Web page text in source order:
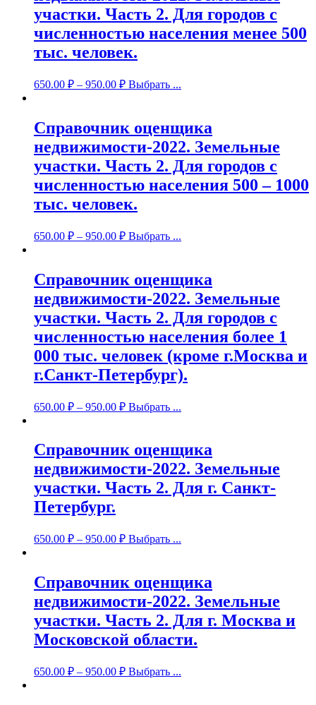
участки. Часть 2. Для городов с
численностью населения менее 500
тыс. человек.
650.00 ₽ – 950.00 ₽ Выбрать ...
Справочник оценщика
недвижимости-2022. Земельные
участки. Часть 2. Для городов с
численностью населения 500 – 1000
тыс. человек.
650.00 ₽ – 950.00 ₽ Выбрать ...
Справочник оценщика
недвижимости-2022. Земельные
участки. Часть 2. Для городов с
численностью населения более 1
000 тыс. человек (кроме г.Москва и
г.Санкт-Петербург).
650.00 ₽ – 950.00 ₽ Выбрать ...
Справочник оценщика
недвижимости-2022. Земельные
участки. Часть 2. Для г. Санкт-
Петербург.
650.00 ₽ – 950.00 ₽ Выбрать ...
Справочник оценщика
недвижимости-2022. Земельные
участки. Часть 2. Для г. Москва и
Московской области.
650.00 ₽ – 950.00 ₽ Выбрать ...